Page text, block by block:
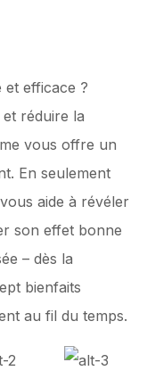
et efficace ?
réduire la
vous offre un
En seulement
aide à révéler
son effet bonne
– dès la
bienfaits
au fil du temps.